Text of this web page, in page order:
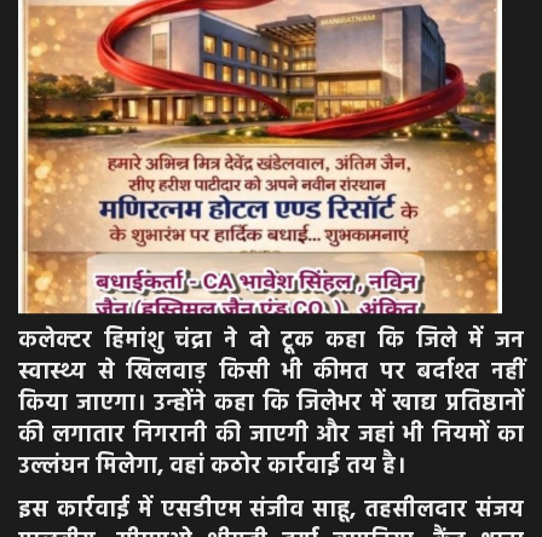
कलेक्टर हिमांशु चंद्रा ने दो टूक कहा कि जिले में जन
स्वास्थ्य से खिलवाड़ किसी भी कीमत पर बर्दाश्त नहीं
किया जाएगा। उन्होंने कहा कि जिलेभर में खाद्य प्रतिष्ठानों
की लगातार निगरानी की जाएगी और जहां भी नियमों का
उल्लंघन मिलेगा, वहां कठोर कार्रवाई तय है।
इस कार्रवाई में एसडीएम संजीव साहू, तहसीलदार संजय